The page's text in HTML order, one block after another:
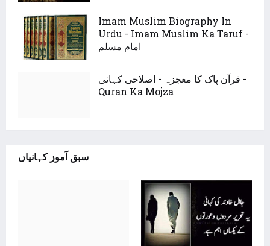
Imam Muslim Biography In
Urdu - Imam Muslim Ka Taruf -
امام مسلم
قرآن پاک کا معجزہ - اصلاحی کہانی -
Quran Ka Mojza
سبق آموز کہانیاں